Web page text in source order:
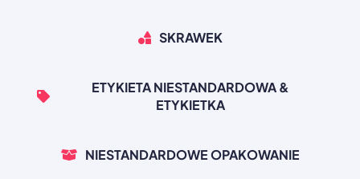
SKRAWEK
ETYKIETA NIESTANDARDOWA &
ETYKIETKA
NIESTANDARDOWE OPAKOWANIE